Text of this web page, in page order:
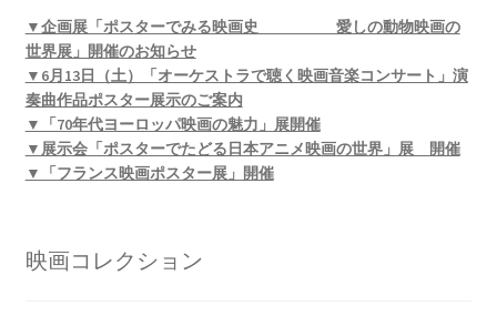
▼企画展「ポスターでみる映画史 愛しの動物映画の
世界展」開催のお知らせ
▼6月13日（土）「オーケストラで聴く映画音楽コンサート」演
奏曲作品ポスター展示のご案内
▼「70年代ヨーロッパ映画の魅力」展開催
▼展示会「ポスターでたどる日本アニメ映画の世界」展 開催
▼「フランス映画ポスター展」開催
映画コレクション